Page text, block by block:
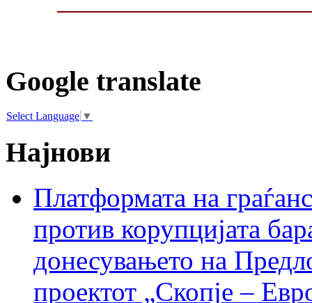
Google translate
Select Language ▼
Најнови
Платформата на
против корупцијата
донесувањето на
проектот „Скопје –